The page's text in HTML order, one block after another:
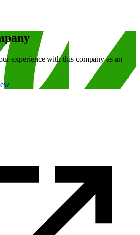
experience with this company as an